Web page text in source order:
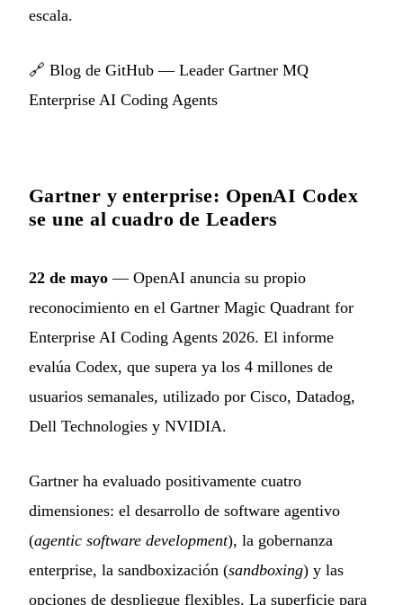
escala.
🔗 Blog de GitHub — Leader Gartner MQ
Enterprise AI Coding Agents
Gartner y enterprise: OpenAI Codex
se une al cuadro de Leaders
22 de mayo — OpenAI anuncia su propio
reconocimiento en el Gartner Magic Quadrant for
Enterprise AI Coding Agents 2026. El informe
evalúa Codex, que supera ya los 4 millones de
usuarios semanales, utilizado por Cisco, Datadog,
Dell Technologies y NVIDIA.
Gartner ha evaluado positivamente cuatro
dimensiones: el desarrollo de software agentivo
(agentic software development), la gobernanza
enterprise, la sandboxización (sandboxing) y las
opciones de despliegue flexibles. La superficie para